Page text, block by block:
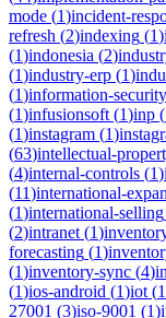
mode (1)incident-
refresh (2)indexing (1)
(1)indonesia (2)
(1)industry-erp (1)
(1)information-security
(1)infusionsoft (1)inp (
(1)instagram (1)
(63)intellectual-
(4)internal-controls (1)
(11)international-
(1)international-selling
(2)intranet (1)
forecasting (1)
(1)inventory-sync (4)
(1)ios-android (1)iot (
27001 (3)iso-9001 (1)